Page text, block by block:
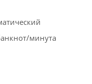
минута